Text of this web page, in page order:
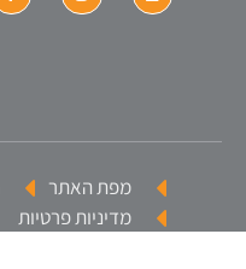
מפת האתר
מדיניות פרטיות